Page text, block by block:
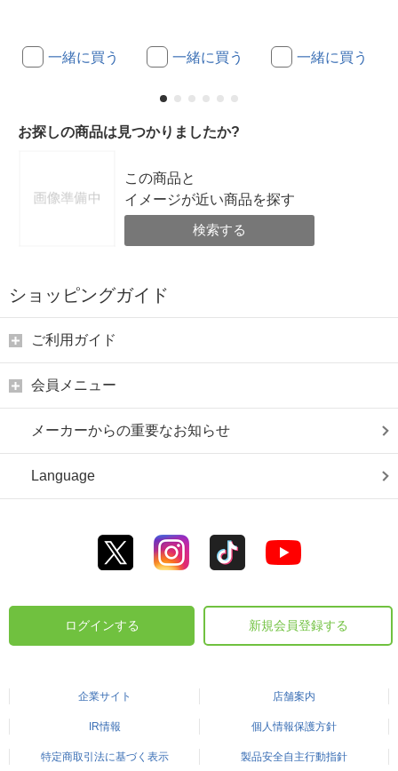
一緒に買う 一緒に買う 一緒に買う
お探しの商品は見つかりましたか?
この商品と
イメージが近い商品を探す
検索する
ショッピングガイド
ご利用ガイド
会員メニュー
メーカーからの重要なお知らせ
Language
ログインする 新規会員登録する
企業サイト 店舗案内
IR情報 個人情報保護方針
特定商取引法に基づく表示 製品安全自主行動指針